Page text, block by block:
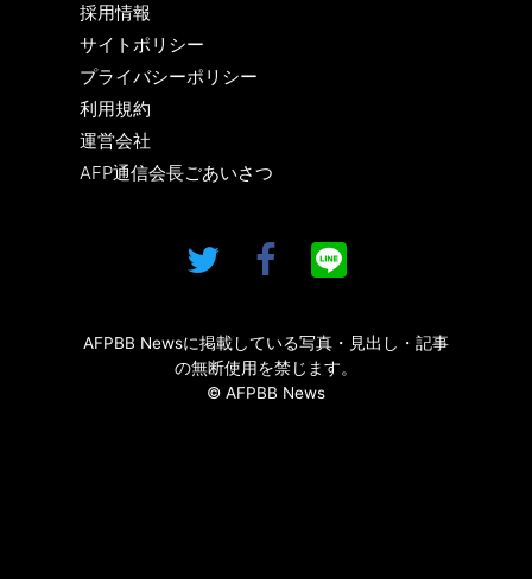
採用情報
サイトポリシー
プライバシーポリシー
利用規約
運営会社
AFP通信会長ごあいさつ
AFPBB Newsに掲載している写真・見出し・記事
の無断使用を禁じます。
© AFPBB News